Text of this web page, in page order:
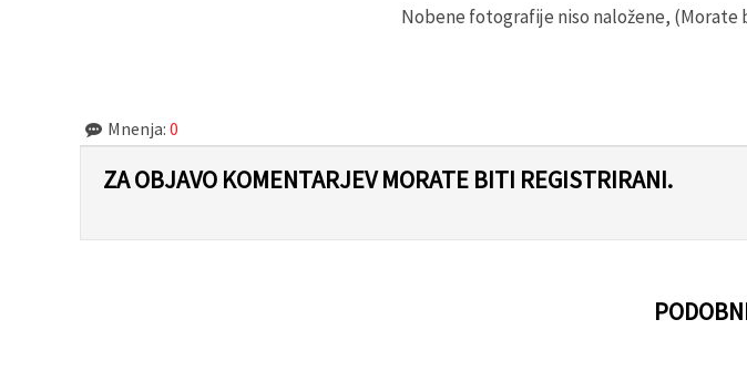
Nobene fotografije niso naložene,
Mnenja: 0
ZA OBJAVO KOMENTARJEV MORATE BITI REGISTRIRANI.